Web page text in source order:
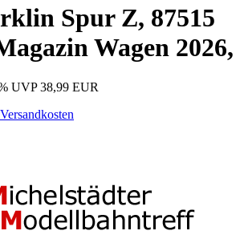
Spur Z, 87515
Wagen 2026,
UVP 38,99 EUR